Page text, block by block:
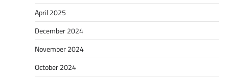
April 2025
December 2024
November 2024
October 2024